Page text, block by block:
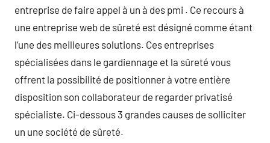
entreprise de faire appel à un à des pmi . Ce recours à
une entreprise web de sûreté est désigné comme étant
l’une des meilleures solutions. Ces entreprises
spécialisées dans le gardiennage et la sûreté vous
offrent la possibilité de positionner à votre entière
disposition son collaborateur de regarder privatisé
spécialiste. Ci-dessous 3 grandes causes de solliciter
un une société de sûreté.